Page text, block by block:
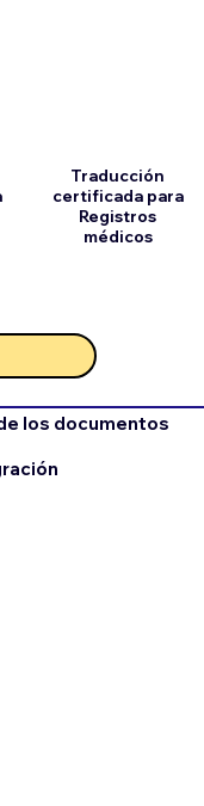
Traducción
certificada para
Registros
médicos
los documentos